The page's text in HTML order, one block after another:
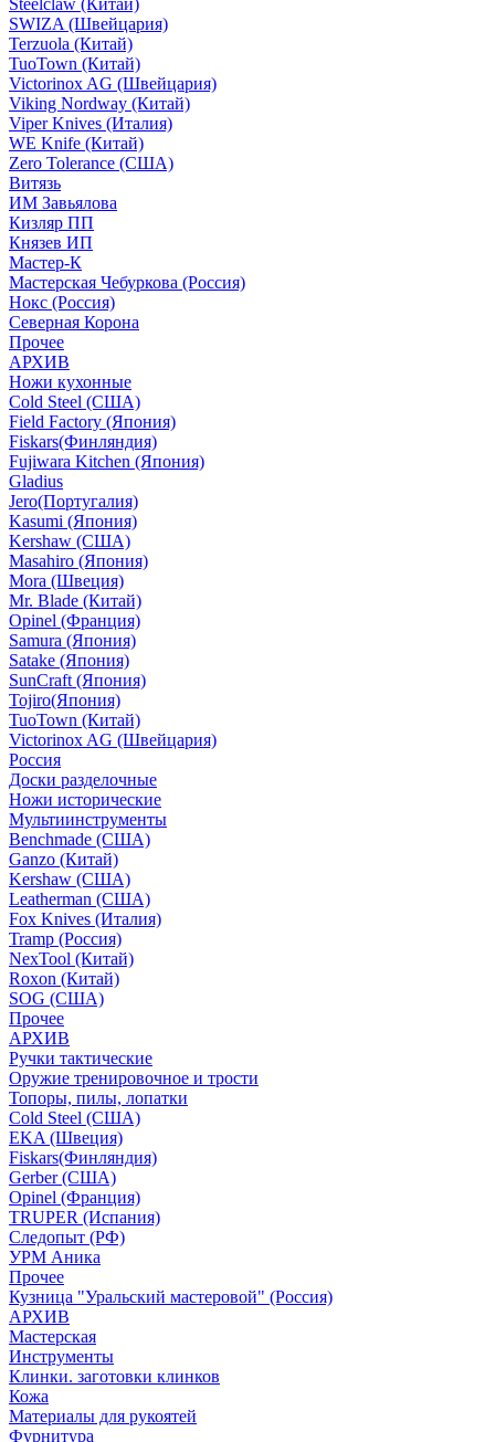
Steelclaw (Китай)
SWIZA (Швейцария)
Terzuola (Китай)
TuoTown (Китай)
Victorinox AG (Швейцария)
Viking Nordway (Китай)
Viper Knives (Италия)
WE Knife (Китай)
Zero Tolerance (США)
Витязь
ИМ Завьялова
Кизляр ПП
Князев ИП
Мастер-К
Мастерская Чебуркова (Россия)
Нокс (Россия)
Северная Корона
Прочее
АРХИВ
Ножи кухонные
Cold Steel (США)
Field Factory (Япония)
Fiskars(Финляндия)
Fujiwara Kitchen (Япония)
Gladius
Jero(Португалия)
Kasumi (Япония)
Kershaw (США)
Masahiro (Япония)
Mora (Швеция)
Mr. Blade (Китай)
Opinel (Франция)
Samura (Япония)
Satake (Япония)
SunCraft (Япония)
Tojiro(Япония)
TuoTown (Китай)
Victorinox AG (Швейцария)
Россия
Доски разделочные
Ножи исторические
Мультиинструменты
Benchmade (США)
Ganzo (Китай)
Kershaw (США)
Leatherman (США)
Fox Knives (Италия)
Tramp (Россия)
NexTool (Китай)
Roxon (Китай)
SOG (США)
Прочее
АРХИВ
Ручки тактические
Оружие тренировочное и трости
Топоры, пилы, лопатки
Cold Steel (США)
EKA (Швеция)
Fiskars(Финляндия)
Gerber (США)
Opinel (Франция)
TRUPER (Испания)
Следопыт (РФ)
УРМ Аника
Прочее
Кузница "Уральский мастеровой" (Россия)
АРХИВ
Мастерская
Инструменты
Клинки. заготовки клинков
Кожа
Материалы для рукоятей
Фурнитура